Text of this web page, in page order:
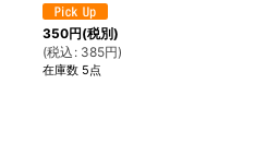
350円(税別)
(税込 : 385円)
在庫数 5点